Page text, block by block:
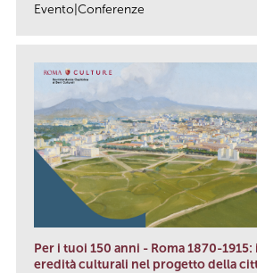
Evento|Conferenze
Per i tuoi 150 anni - Roma 1870-
eredità culturali nel progetto della